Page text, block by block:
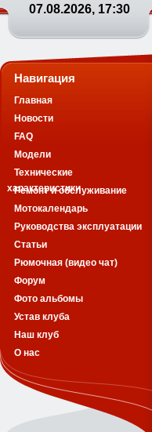
07.08.2026, 17:30
Навигация
Главная
Новости
FAQ
Модели
Технические
характеристики
Ремонт и обслуживание
Мотокалендарь
Руководства эксплуатации
Статьи
Рюмочная (видео чат)
Форум
Фото альбомы
Устав клуба
Наш клуб
О нас